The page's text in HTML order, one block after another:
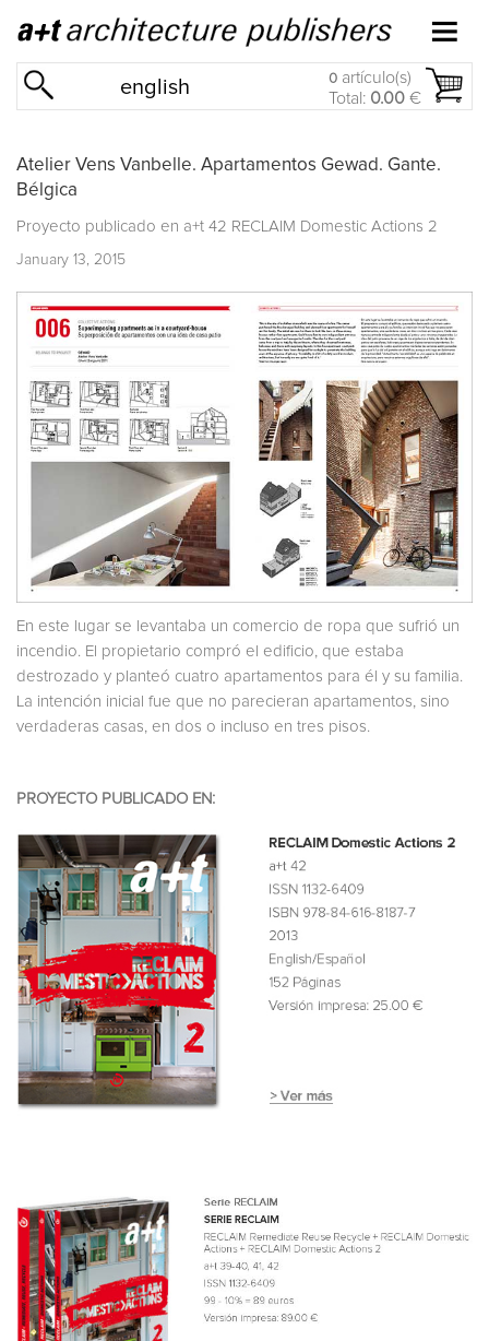
english 0 artículo(s)
Total: 0.00 €
Atelier Vens Vanbelle. Apartamentos Gewad. Gante.
Bélgica
Proyecto publicado en a+t 42 RECLAIM Domestic Actions 2
January 13, 2015
En este lugar se levantaba un comercio de ropa que sufrió un
incendio. El propietario compró el edificio, que estaba
destrozado y planteó cuatro apartamentos para él y su familia.
La intención inicial fue que no parecieran apartamentos, sino
verdaderas casas, en dos o incluso en tres pisos.
PROYECTO PUBLICADO EN: